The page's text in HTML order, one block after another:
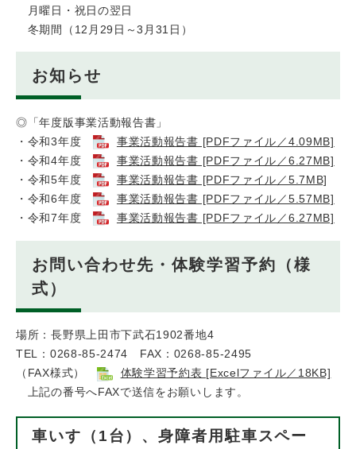
月曜日・祝日の翌日
冬期間（12月29日～3月31日）
お知らせ
◎「年度版事業活動報告書」
・令和3年度
事業活動報告書 [PDFファイル／4.09MB]
・令和4年度
事業活動報告書 [PDFファイル／6.27MB]
・令和5年度
事業活動報告書 [PDFファイル／5.7MB]
・令和6年度
事業活動報告書 [PDFファイル／5.57MB]
・令和7年度
事業活動報告書 [PDFファイル／6.27MB]
お問い合わせ先・体験学習予約（様
式）
場所：長野県上田市下武石1902番地4
TEL：0268-85-2474 FAX：0268-85-2495
（FAX様式）
体験学習予約表 [Excelファイル／18KB]
上記の番号へFAXで送信をお願いします。
車いす（1台）、身障者用駐車スペー